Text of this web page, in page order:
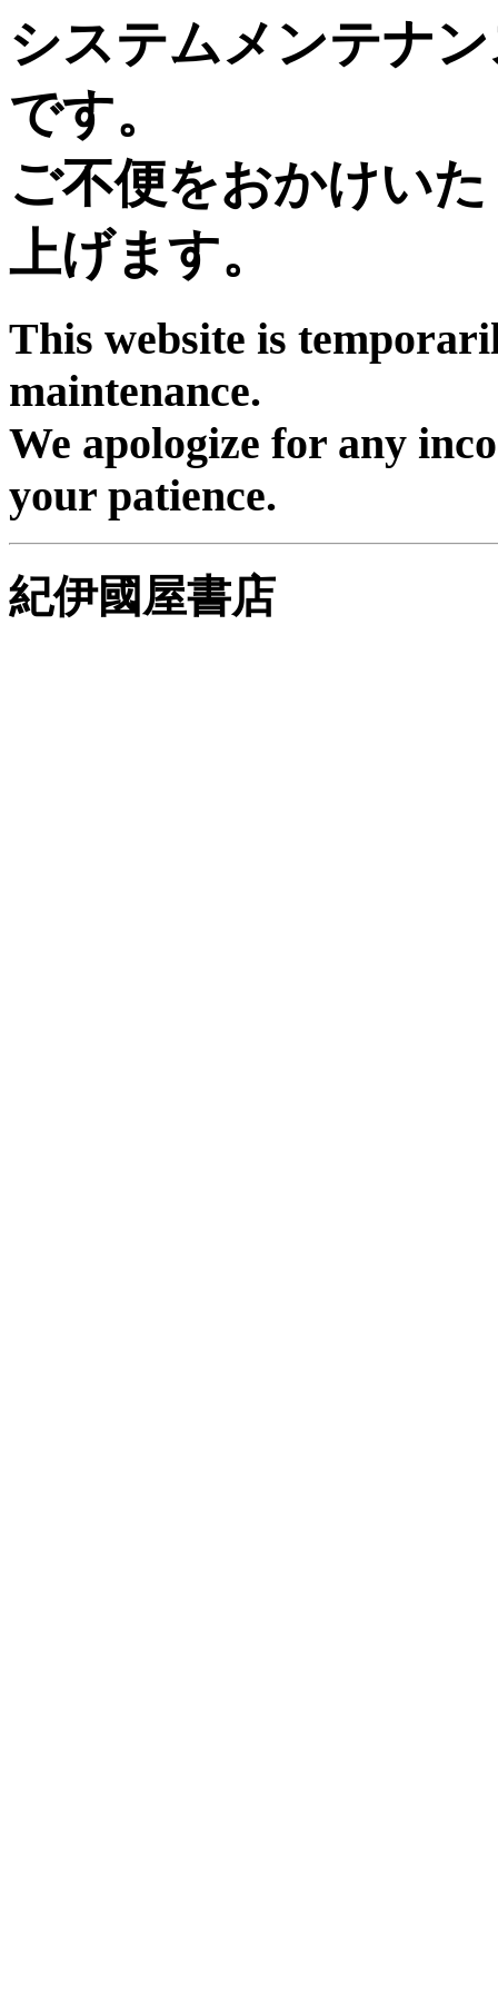
システムメンテナ
です。
ご不便をおかけい
上げます。
This website is
maintenance.
We apologize for any
your patience.
紀伊國屋書店